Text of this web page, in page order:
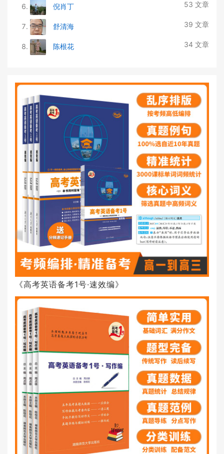
倪肖丁 53 文章
舒清海 39 文章
陈根花 34 文章
《高考英语备考1号·速效编》